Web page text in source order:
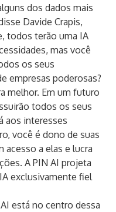
dos dados mais
Davide Crapis,
todos terão uma IA
mas você
os seus
empresas poderosas?
melhor. Em um futuro
todos os seus
aos interesses
você é dono de suas
a elas e lucra
A PIN AI projeta
exclusivamente fiel
está no centro dessa